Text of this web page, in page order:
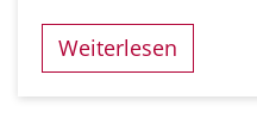
Weiterlesen